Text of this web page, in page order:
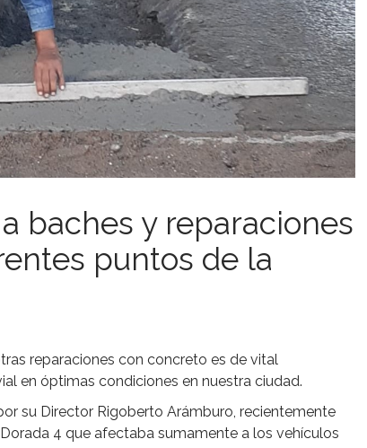
baches y reparaciones
puntos de la
reparaciones con concreto es de vital
en óptimas condiciones en nuestra ciudad.
su Director Rigoberto Arámburo, recientemente
4 que afectaba sumamente a los vehículos